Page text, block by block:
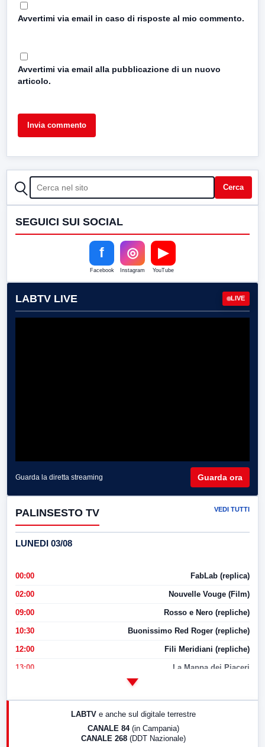
Avvertimi via email in caso di risposte al mio commento.
Avvertimi via email alla pubblicazione di un nuovo
articolo.
CERCA Cerca
SEGUICI SUI SOCIAL
f
Facebook
◎
Instagram
▶
YouTube
LABTV LIVE LIVE
Guarda la diretta streaming Guarda ora
PALINSESTO TV VEDI TUTTI
LUNEDI 03/08
00:00 FabLab (replica)
02:00 Nouvelle Vouge (Film)
09:00 Rosso e Nero (repliche)
10:30 Buonissimo Red Roger (repliche)
12:00 Fili Meridiani (repliche)
13:00 La Mappa dei Piaceri
17:00 LabNews (replica)
LABTV e anche sul digitale terrestre
CANALE 84 (in Campania)
CANALE 268 (DDT Nazionale)